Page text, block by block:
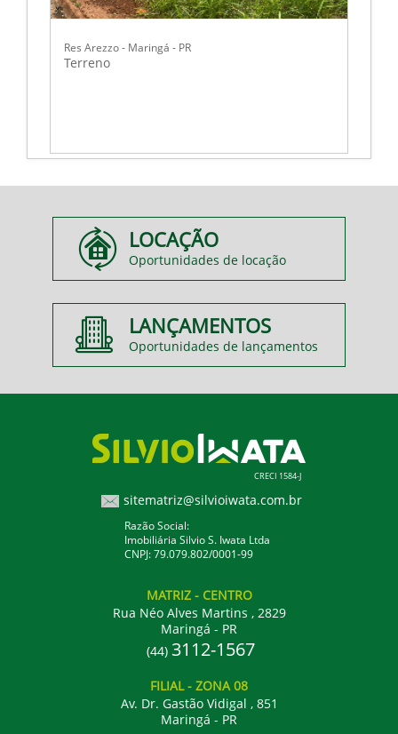
Res Arezzo - Maringá - PR
Terreno
LOCAÇÃO
Oportunidades de locação
LANÇAMENTOS
Oportunidades de lançamentos
CRECI 1584-J
sitematriz@silvioiwata.com.br
Razão Social:
Imobiliária Silvio S. Iwata Ltda
CNPJ: 79.079.802/0001-99
MATRIZ - CENTRO
Rua Néo Alves Martins , 2829
Maringá - PR
(44) 3112-1567
FILIAL- ZONA 08
Av. Dr. Gastão Vidigal , 851
Maringá - PR